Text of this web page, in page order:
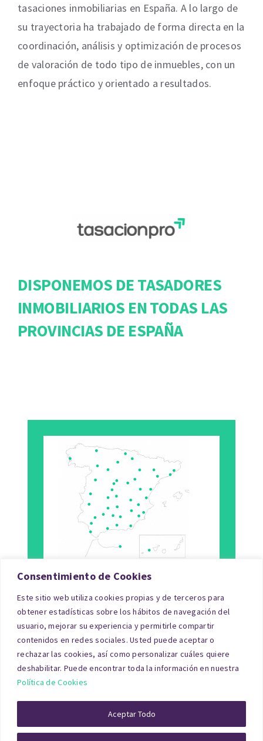
Consentimiento de Cookies
Este sitio web utiliza cookies propias y de terceros para
obtener estadísticas sobre los hábitos de navegación del
usuario, mejorar su experiencia y permitirle compartir
contenidos en redes sociales. Usted puede aceptar o
rechazar las cookies, así como personalizar cuáles quiere
deshabilitar. Puede encontrar toda la información en nuestra
Política de Cookies
Aceptar Todo
tasaciones inmobiliarias en España. A lo largo de
su trayectoria ha trabajado de forma directa en la
coordinación, análisis y optimización de procesos
de valoración de todo tipo de inmuebles, con un
enfoque práctico y orientado a resultados.
DISPONEMOS DE TASADORES
INMOBILIARIOS EN TODAS LAS
PROVINCIAS DE ESPAÑA
Tipo de Inmueble
Finalidad
Blog
PREGUNTAS FRECUENTES